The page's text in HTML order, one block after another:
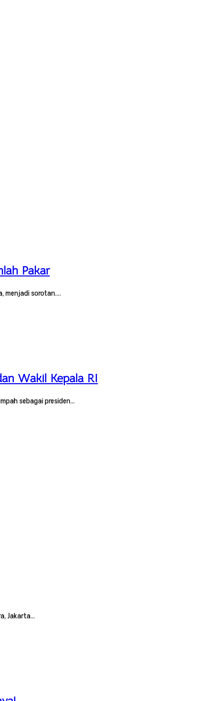
Pakar
menjadi sorotan.…
Wakil Kepala RI
sebagai presiden…
Jakarta…